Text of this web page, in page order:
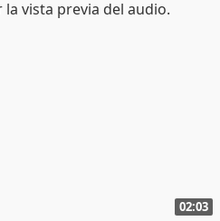
02:03